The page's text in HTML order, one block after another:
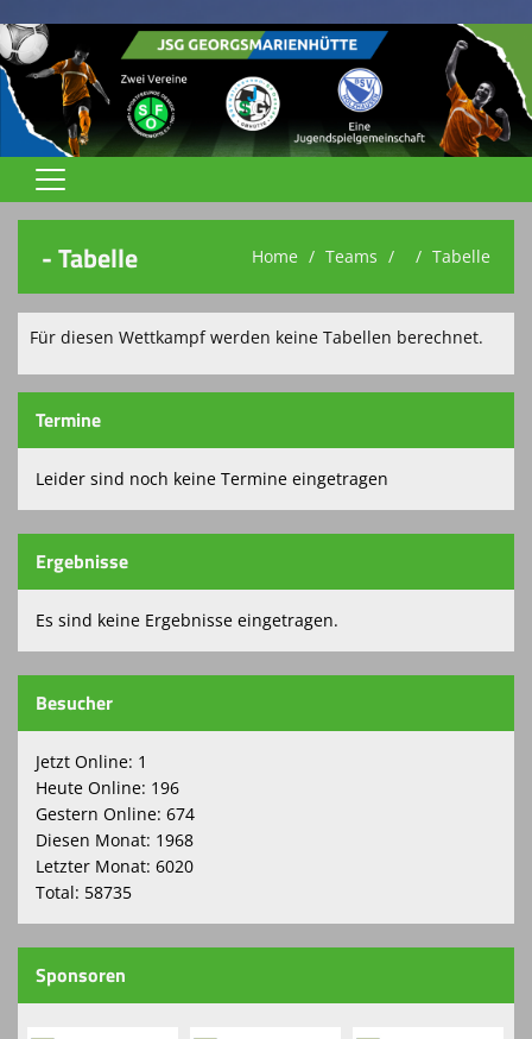
Home
Trainingszeiten
Trainer
Spielstätten
Terminkalender
Kontaktformular
Spielplan
Sponsoren
Grünpflege beim SFO
Vereinskollektion
Turnierbörse
- Tabelle Home Teams Tabelle
Für diesen Wettkampf werden keine Tabellen berechnet.
Termine
Leider sind noch keine Termine eingetragen
Ergebnisse
Es sind keine Ergebnisse eingetragen.
Besucher
Jetzt Online: 1
Heute Online: 196
Gestern Online: 674
Diesen Monat: 1968
Letzter Monat: 6020
Total: 58735
Sponsoren